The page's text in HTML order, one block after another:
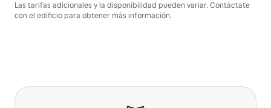
Las tarifas adicionales y la disponibilidad pueden variar. Contáctate
con el edificio para obtener más información.